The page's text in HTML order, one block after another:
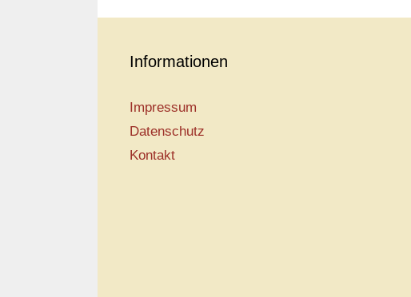
Informationen
Impressum
Datenschutz
Kontakt